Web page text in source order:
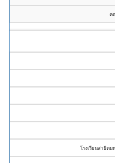
ค
โรงเรียนสาธิต